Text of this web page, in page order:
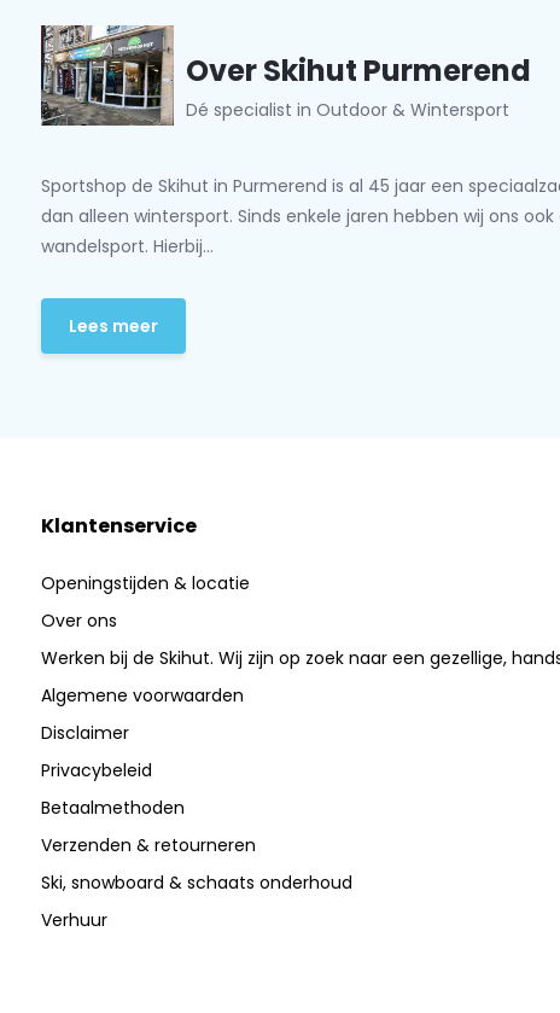
Buigstijfheid: gemiddeld
Gewicht: 460 gram per schoen
Over Skihut Purmerend
Dé specialist in Outdoor & Wintersport
Sportshop de Skihut in Purmerend is al 45 jaar een
dan alleen wintersport. Sinds enkele jaren hebben wij ons
wandelsport. Hierbij...
Lees meer
Klantenservice
Openingstijden & locatie
Over ons
Werken bij de Skihut. Wij zijn op zoek naar een gezellige,
Algemene voorwaarden
Disclaimer
Privacybeleid
Betaalmethoden
Verzenden & retourneren
Ski, snowboard & schaats onderhoud
Verhuur